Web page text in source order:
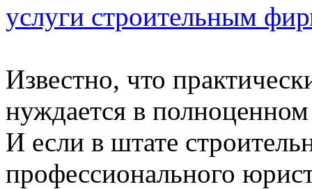
услуги строительным
Известно, что
нуждается в
И если в штате
профессионального